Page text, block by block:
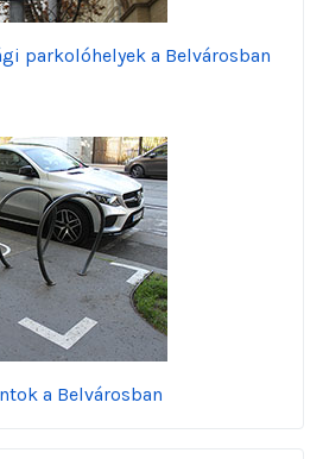
parkolóhelyek a Belvárosban
a Belvárosban